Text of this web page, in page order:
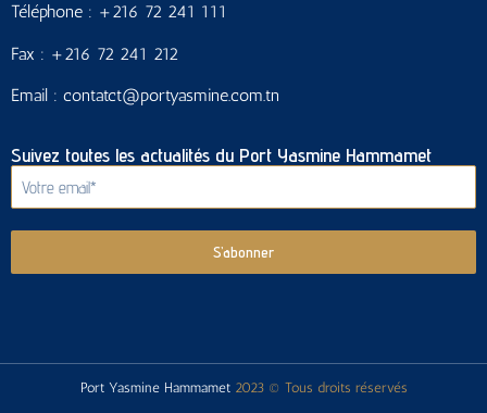
Téléphone : +216 72 241 111
Fax : +216 72 241 212
Email : contatct@portyasmine.com.tn
Suivez toutes les actualités du Port Yasmine Hammamet
S’abonner
Port Yasmine Hammamet 2023 © Tous droits réservés